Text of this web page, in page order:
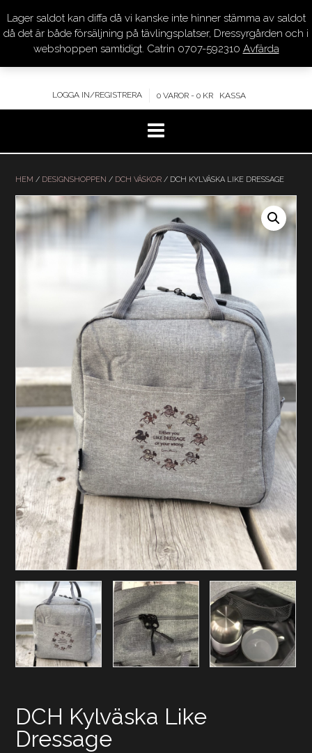
innehåll
DRESSYR.COM
KVALITET – KOMPETENS – SERVICE
LOGGA IN/REGISTRERA 0 VAROR - 0 KR KASSA
HEM / DESIGNSHOPPEN / DCH VÄSKOR / DCH KYLVÄSKA LIKE DRESSAGE
DCH Kylväska Like
Dressage
Lager saldot kan diffa då vi kanske inte hinner stämma av saldot
då det är både försäljning på tävlingsplatser, Dressyrgården och i
webshoppen samtidigt. Catrin 0707-592310 Avfärda